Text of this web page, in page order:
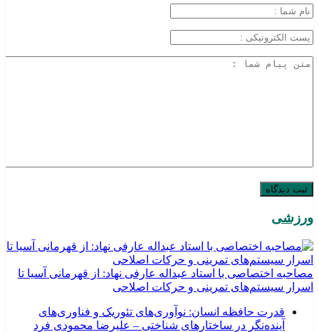
ورزشی
مصاحبه اختصاصی با استاد عبداله عارفی نهاد: از قهرمانی آسیا تا
اسرار سیستم‌های تمرینی و حرکات اصلاحی
قدرت حافظه انسان: نوآوری‌های تئوریک و فناوری‌های
آینده‌نگر در ساختارهای شناختی – علیرضا محمودی فرد